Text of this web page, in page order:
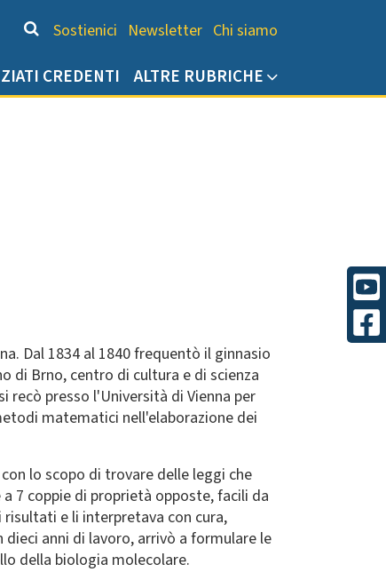
Chi siamo
Sostienici Newsletter Chi siamo
CREDENTI ALTRE RUBRICHE
Dal 1834 al 1840 frequentò il ginnasio
di Brno, centro di cultura e di scienza
recò presso l'Università di Vienna per
matematici nell'elaborazione dei
lo scopo di trovare delle leggi che
7 coppie di proprietà opposte, facili da
e li interpretava con cura,
dieci anni di lavoro, arrivò a formulare le
della biologia molecolare.